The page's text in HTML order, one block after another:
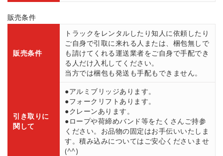
販売条件
販売条件
トラックをレンタルしたり知人に依頼したり
ご自身で引取に来れる人または、梱包無しで
も請けてくれる運送業者をご自身で手配でき
る人だけ入札してください。
当方では梱包も発送も手配もできません。
引き取りに
関して
●アルミブリッジあります。
●フォークリフトあります。
●クレーンあります。
●ロープや荷締めバンド等をたくさんご持参
ください。お品物の固定はお手伝いいたしま
す。積み込みについてはご安心くださいませ
(^^)